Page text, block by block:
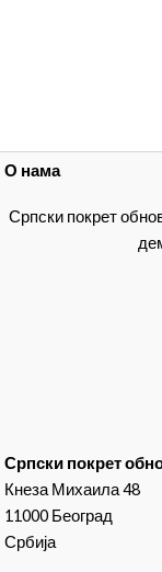
О нама
Српски покрет
Српски покрет
Кнеза Михаила 48
11000 Београд
Србија